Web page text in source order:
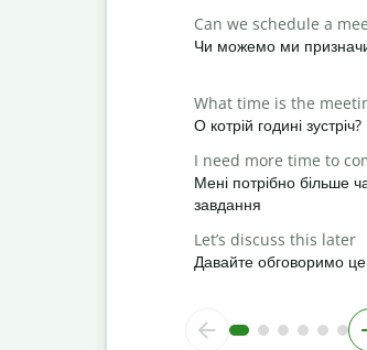
Can we schedule a
Чи можемо ми
What time is the
О котрій годині зустріч?
I need more time to
Мені потрібно більше
завдання
Let’s discuss this later
Давайте обговоримо це